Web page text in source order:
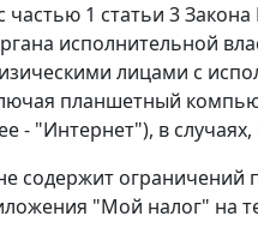
частью 1 статьи 3
исполнительной
лицами с
планшетный
- "Интернет"), в
содержит
"Мой налог" на